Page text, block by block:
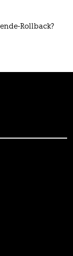
Rollback?